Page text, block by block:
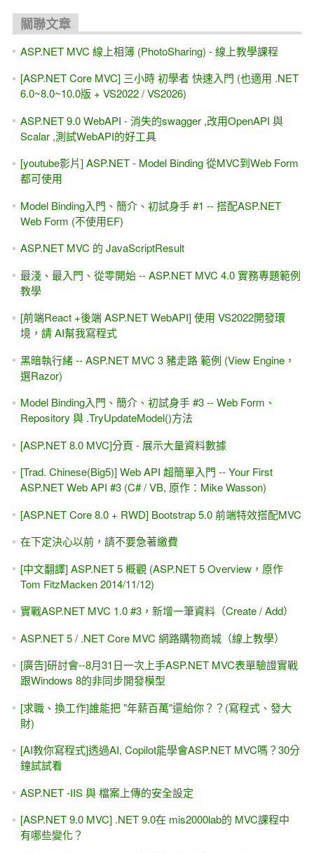
關聯文章
ASP.NET MVC 線上相簿 (PhotoSharing) - 線上教學課程
[ASP.NET Core MVC] 三小時 初學者 快速入門 (也適用 .NET
6.0~8.0~10.0版 + VS2022 / VS2026)
ASP.NET 9.0 WebAPI - 消失的swagger ,改用OpenAPI 與
Scalar ,測試WebAPI的好工具
[youtube影片] ASP.NET - Model Binding 從MVC到Web Form
都可使用
Model Binding入門、簡介、初試身手 #1 -- 搭配ASP.NET
Web Form (不使用EF)
ASP.NET MVC 的 JavaScriptResult
最淺、最入門、從零開始 -- ASP.NET MVC 4.0 實務專題範例
教學
[前端React +後端 ASP.NET WebAPI] 使用 VS2022開發環
境，請 AI幫我寫程式
黑暗執行緒 -- ASP.NET MVC 3 豬走路 範例 (View Engine，
選Razor)
Model Binding入門、簡介、初試身手 #3 -- Web Form、
Repository 與 .TryUpdateModel()方法
[ASP.NET 8.0 MVC]分頁 - 展示大量資料數據
[Trad. Chinese(Big5)] Web API 超簡單入門 -- Your First
ASP.NET Web API #3 (C# / VB, 原作：Mike Wasson)
[ASP.NET Core 8.0 + RWD] Bootstrap 5.0 前端特效搭配MVC
在下定決心以前，請不要急著繳費
[中文翻譯] ASP.NET 5 概觀 (ASP.NET 5 Overview，原作
Tom FitzMacken 2014/11/12)
實戰ASP.NET MVC 1.0 #3，新增一筆資料（Create / Add）
ASP.NET 5 / .NET Core MVC 網路購物商城（線上教學）
[廣告]研討會--8月31日一次上手ASP.NET MVC表單驗證實戰
跟Windows 8的非同步開發模型
[求職、換工作]誰能把 "年薪百萬"還給你？？(寫程式、發大
財)
[AI教你寫程式]透過AI, Copilot能學會ASP.NET MVC嗎？30分
鐘試試看
ASP.NET -IIS 與 檔案上傳的安全設定
[ASP.NET 9.0 MVC] .NET 9.0在 mis2000lab的 MVC課程中
有哪些變化？